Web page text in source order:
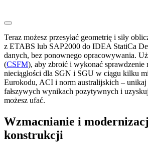
Teraz możesz przesyłać geometrię i siły
z ETABS lub SAP2000 do IDEA StatiCa
danych, bez ponownego opracowywania.
(CSFM), aby zbroić i wykonać sprawdzenie
nieciągłości dla SGN i SGU w ciągu kilku
Eurokodu, ACI i norm australijskich – unikaj
fałszywych wynikach pozytywnych i
możesz ufać.
Wzmacnianie i
konstrukcji